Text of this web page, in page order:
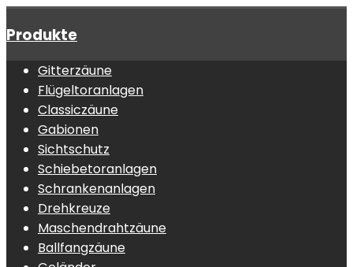
Produkte
Gitterzäune
Flügeltoranlagen
Classiczäune
Gabionen
Sichtschutz
Schiebetoranlagen
Schrankenanlagen
Drehkreuze
Maschendrahtzäune
Ballfangzäune